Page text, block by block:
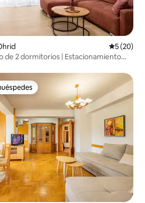
5 (20)
de 2 dormitorios | Estacionamiento
preferido